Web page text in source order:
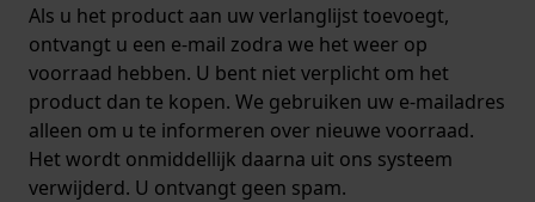
Als u het product aan uw verlanglijst toevoegt,
ontvangt u een e-mail zodra we het weer op
voorraad hebben. U bent niet verplicht om het
product dan te kopen. We gebruiken uw e-mailadres
alleen om u te informeren over nieuwe voorraad.
Het wordt onmiddellijk daarna uit ons systeem
verwijderd. U ontvangt geen spam.